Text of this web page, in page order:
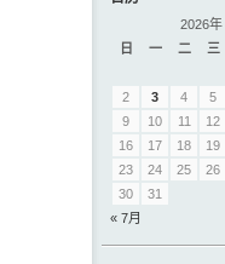
2026年
日
一 二 三
2
3 4 5
9
10 11 12
16
17 18 19
23
24 25 26
30
31
« 7月